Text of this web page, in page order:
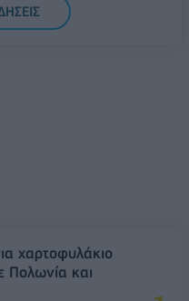
μετάβαση
χαρτοφυλάκιο
και